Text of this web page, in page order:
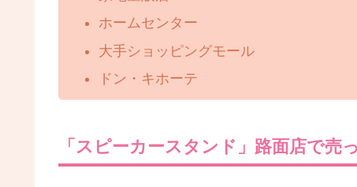
ホームセンター
大手ショッピングモール
ドン・キホーテ
「スピーカースタンド」路面店で売